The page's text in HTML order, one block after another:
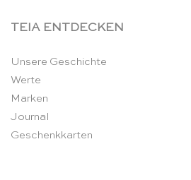
TEIA ENTDECKEN
Unsere Geschichte
Werte
Marken
Journal
Geschenkkarten